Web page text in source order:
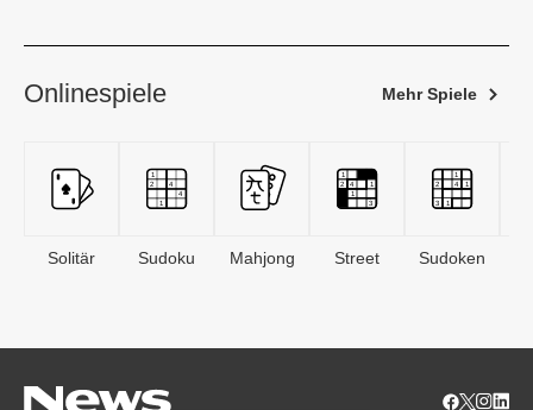
Onlinespiele Mehr Spiele
Solitär Sudoku Mahjong Street Sudoken